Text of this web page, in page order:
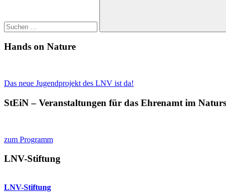
Suchen
Hands on Nature
Das neue Jugendprojekt des LNV ist da!
StEiN – Veranstaltungen für das Ehrenamt im
zum Programm
LNV-Stiftung
LNV-Stiftung